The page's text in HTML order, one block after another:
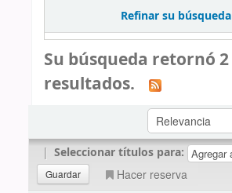
Refinar su búsqueda
Su búsqueda retornó 2
resultados.
| Seleccionar títulos para:
Hacer reserva